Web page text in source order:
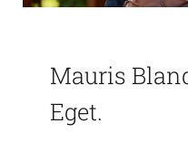
Mauris
Eget.